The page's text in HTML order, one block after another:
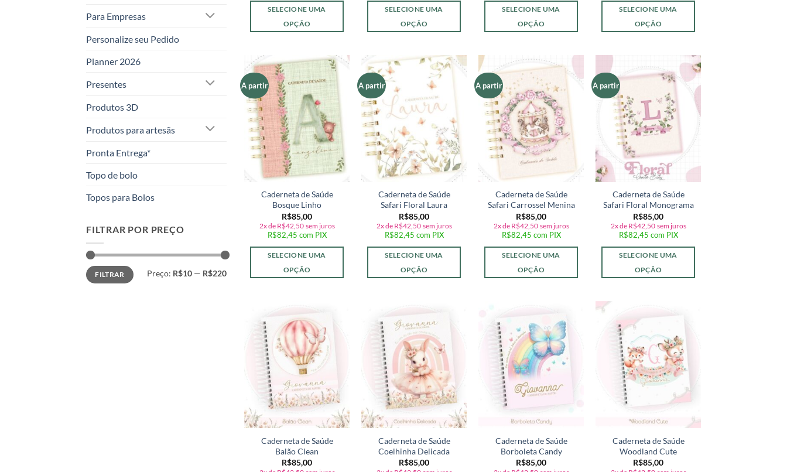
Para Empresas
Personalize seu Pedido
Planner 2026
Presentes
Produtos 3D
Produtos para artesãs
Pronta Entrega*
Topo de bolo
Topos para Bolos
FILTRAR POR PREÇO
Preço
mínimo
Preço
máximo
FILTRAR Preço: R$10 — R$220
SELECIONE UMA
OPÇÃO
SELECIONE UMA
OPÇÃO
SELECIONE UMA
OPÇÃO
SELECIONE UMA
OPÇÃO
A partir
a lista de
desejos
Caderneta de Saúde
Bosque Linho
R$85,00
2x de R$42,50 sem juros
R$82,45 com PIX
SELECIONE UMA
OPÇÃO
A partir
Adicionar
a lista de
desejos
Caderneta de Saúde
Safari Floral Laura
R$85,00
2x de R$42,50 sem juros
R$82,45 com PIX
SELECIONE UMA
OPÇÃO
A partir
Adicionar
a lista de
desejos
Caderneta de Saúde
Safari Carrossel Menina
R$85,00
2x de R$42,50 sem juros
R$82,45 com PIX
SELECIONE UMA
OPÇÃO
A partir
Adicionar
a lista de
desejos
Caderneta de Saúde
Safari Floral Monograma
R$85,00
2x de R$42,50 sem juros
R$82,45 com PIX
SELECIONE UMA
OPÇÃO
Adicionar
a lista de
desejos
Caderneta de Saúde
Balão Clean
R$85,00
Adicionar
a lista de
desejos
Caderneta de Saúde
Coelhinha Delicada
R$85,00
Adicionar
a lista de
desejos
Caderneta de Saúde
Borboleta Candy
R$85,00
a lista de
desejos
Caderneta de Saúde
Woodland Cute
R$85,00